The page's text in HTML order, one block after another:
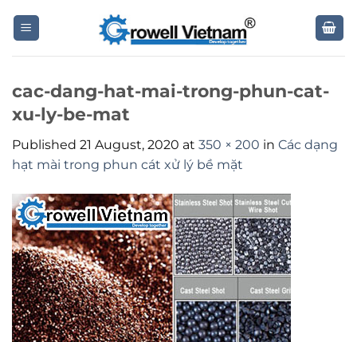
cac-dang-hat-mai-trong-phun-cat-
xu-ly-be-mat
Published 21 August, 2020 at 350 × 200 in Các dạng
hạt mài trong phun cát xử lý bề mặt